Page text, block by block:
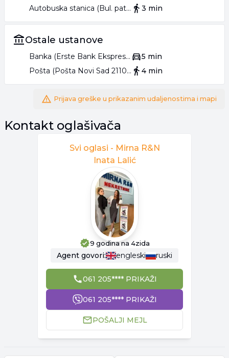
Autobuska stanica (Bul. patrijarha Pavla - Ilirska)
3 min
Ostale ustanove
Banka (Erste Bank Ekspres ekspozitura)
5 min
Pošta (Pošta Novi Sad 21107)
4 min
Prijava greške u prikazanim udaljenostima i mapi
Kontakt oglašivača
Svi oglasi - Mirna R&N
Inata Lalić
9 godinana 4zida
Agent govori: engleski ruski
061 205**** PRIKAŽI
061 205**** PRIKAŽI
POŠALJI MEJL